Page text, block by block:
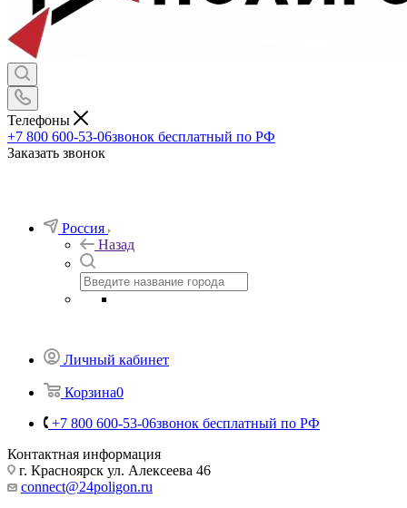
Телефоны
+7 800 600-53-06звонок бесплатный по РФ
Заказать звонок
Россия
Назад
Личный кабинет
Корзина0
+7 800 600-53-06звонок бесплатный по РФ
Контактная информация
г. Красноярск ул. Алексеева 46
connect@24poligon.ru